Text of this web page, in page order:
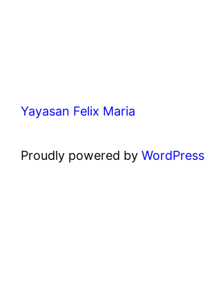
Yayasan Felix Maria
Proudly powered byWordPress